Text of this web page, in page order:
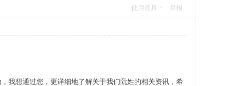
使用道具 举报
我想通过您，更详细地了解关于我们阮姓的相关资讯，希